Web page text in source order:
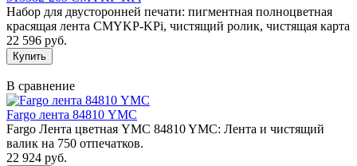
Набор для двусторонней печати: пигментная полноцветная
красящая лента CMYKP-KPi, чистящий ролик, чистящая карта
22 596 руб.
В сравнение
Fargo лента 84810 YMC
Fargo Лента цветная YMC 84810 YMC: Лента и чистящий
валик на 750 отпечатков.
22 924 руб.